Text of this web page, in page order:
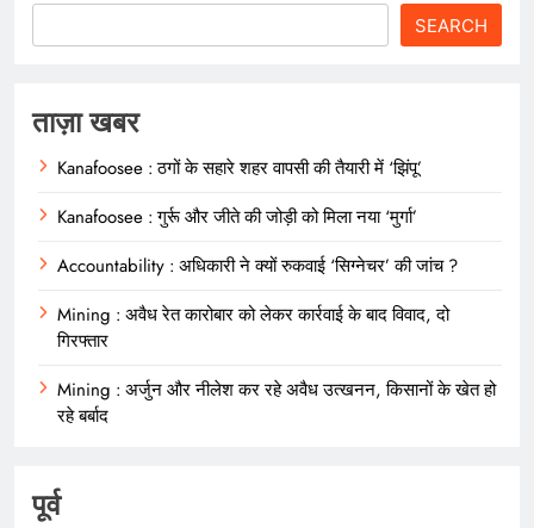
SEARCH
ताज़ा खबर
Kanafoosee : ठगों के सहारे शहर वापसी की तैयारी में ‘झिंपू’
Kanafoosee : गुर्रू और जीते की जोड़ी को मिला नया ‘मुर्गा’
Accountability : अधिकारी ने क्यों रुकवाई ‘सिग्नेचर’ की जांच ?
Mining : अवैध रेत कारोबार को लेकर कार्रवाई के बाद विवाद, दो
गिरफ्तार
Mining : अर्जुन और नीलेश कर रहे अवैध उत्खनन, किसानों के खेत हो
रहे बर्बाद
पूर्व